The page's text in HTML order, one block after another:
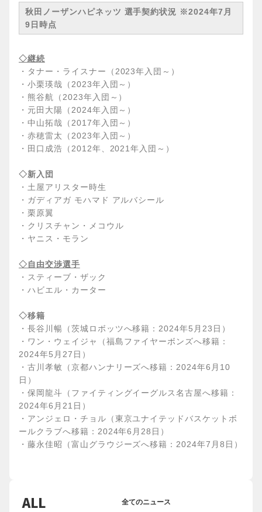
秋田ノーザンハピネッツ 選手契約状況 ※2024年7月
9日時点
◇継続
・タナー・ライスナー（2023年入団～）
・小栗瑛哉（2023年入団～）
・熊谷航（2023年入団～）
・元田大陽（2024年入団～）
・中山拓哉（2017年入団～）
・赤穂雷太（2023年入団～）
・田口成浩（2012年、2021年入団～）
◇新入団
・土屋アリスター時生
・ガディアガ モハマド アルバシール
・栗原翼
・クリスチャン・メコウル
・ヤニス・モラン
◇自由交渉選手
・スティーブ・ザック
・ハビエル・カーター
◇移籍
・長谷川暢（茨城ロボッツへ移籍：2024年5月23日）
・ワン・ウェイジャ（福島ファイヤーボンズへ移籍：
2024年5月27日）
・古川孝敏（京都ハンナリーズへ移籍：2024年6月10
日）
・保岡龍斗（ファイティングイーグルス名古屋へ移籍：
2024年6月21日）
・アンジェロ・チョル（東京ユナイテッドバスケットボ
ールクラブへ移籍：2024年6月28日）
・藤永佳昭（富山グラウジーズへ移籍：2024年7月8日）
ALL 全てのニュース